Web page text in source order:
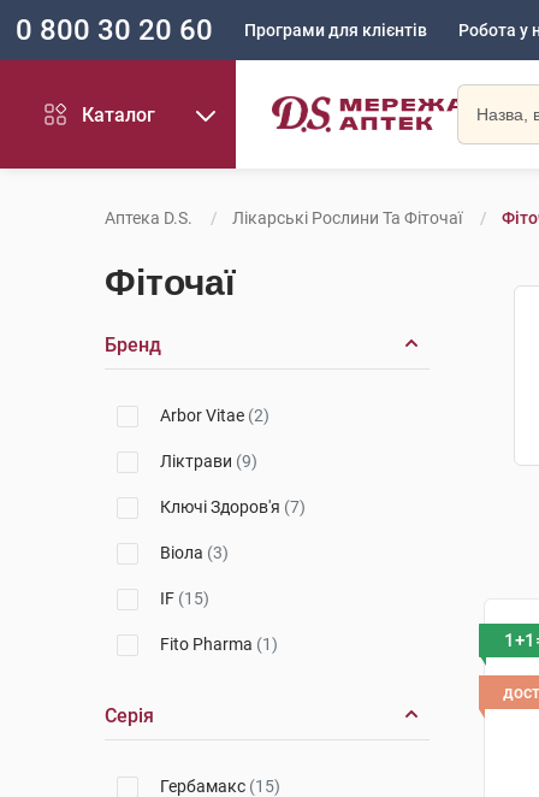
0 800 30 20 60 Програми для клієнтів Робота у
Каталог
Аптека D.S. Лікарські Рослини Та Фіточаї
Фіточаї
Бренд
Arbor Vitae (2)
Ліктрави (9)
Ключі Здоров'я (7)
Віола (3)
IF (15)
Fito Pharma (1)
Серія
Гербамакс (15)